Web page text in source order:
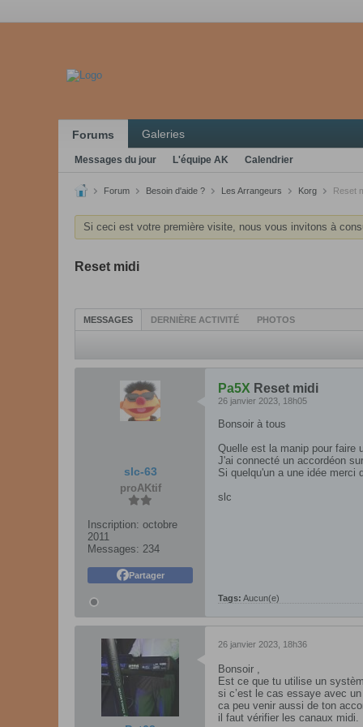
Forums Galeries
Messages du jour L'équipe AK Calendrier
Forum Besoin d'aide ? Les Arrangeurs Korg Reset
Si ceci est votre première visite, nous vous invitons à
Reset midi
MESSAGES DERNIÈRE ACTIVITÉ PHOTOS
slc-63
proAKtif
Inscription: octobre
2011
Messages: 234
Partager
Pa5X Reset midi
26 janvier 2023, 18h05
Bonsoir à tous
Quelle est la manip pour faire
J'ai connecté un accordéon
Si quelqu'un a une idée merci
slc
Tags: Aucun(e)
26 janvier 2023, 18h36
Bonsoir ,
Est ce que tu utilise un
si c’est le cas essaye avec
ca peu venir aussi de ton
il faut vérifier les canaux midi.